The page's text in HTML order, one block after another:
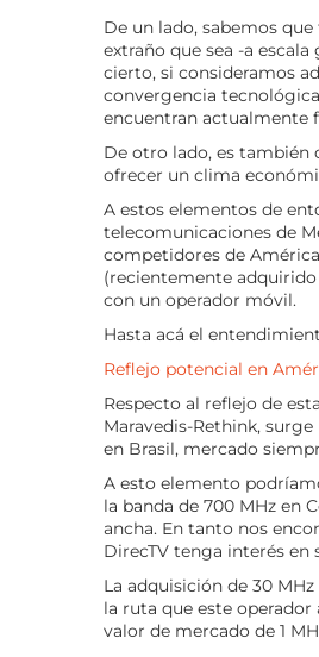
De un lado, sabemos
extraño que sea -a
cierto, si consideramos
convergencia
encuentran actualmente
De otro lado, es también
ofrecer un clima
A estos elementos de
telecomunicaciones de
competidores de
(recientemente adquirido
con un operador móvil.
Hasta acá el
Reflejo potencial en
Respecto al reflejo de
Maravedis-Rethink,
en Brasil, mercado
A esto elemento
la banda de 700 MHz en
ancha. En tanto nos
DirecTV tenga interés en
La adquisición de 30
la ruta que este operador
valor de mercado de 1